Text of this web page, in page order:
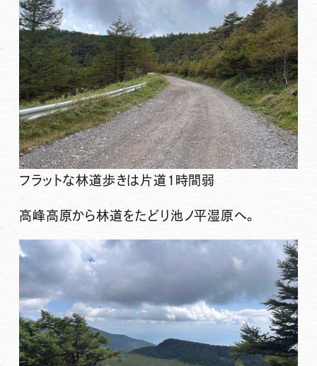
フラットな林道歩きは片道1時間弱
高峰高原から林道をたどり池ノ平湿原へ。